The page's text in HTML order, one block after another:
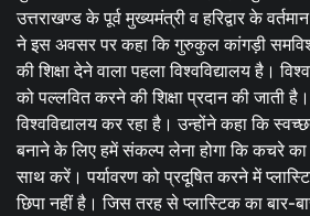
उत्तराखण्ड के पूर्व मुख्यमंत्री व हरिद्वार के
ने इस अवसर पर कहा कि गुरुकुल कांगड़ी
की शिक्षा देने वाला पहला विश्वविद्यालय है।
को पल्लवित करने की शिक्षा प्रदान की जाती
विश्वविद्यालय कर रहा है। उन्होंने कहा कि
बनाने के लिए हमें संकल्प लेना होगा कि कचरे का
साथ करें। पर्यावरण को प्रदूषित करने में
छिपा नहीं है। जिस तरह से प्लास्टिक का बार-